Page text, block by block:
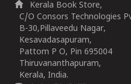
Kerala Book Store,
C/O Consors Technologies
B-30,Pillaveedu Nagar,
Kesavadasapuram,
Pattom P O, Pin 695004
Thiruvananthapuram,
Kerala, India.